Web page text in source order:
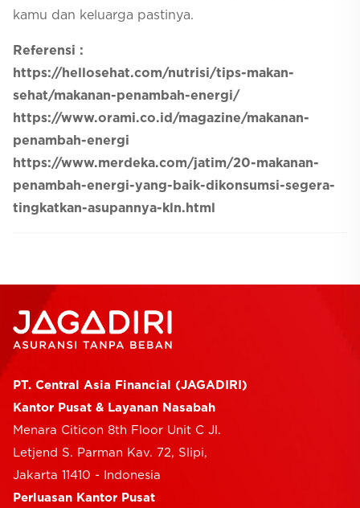
kamu dan keluarga pastinya.
Referensi :
https://hellosehat.com/nutrisi/tips-makan-
sehat/makanan-penambah-energi/
https://www.orami.co.id/magazine/makanan-
penambah-energi
https://www.merdeka.com/jatim/20-makanan-
penambah-energi-yang-baik-dikonsumsi-segera-
tingkatkan-asupannya-kln.html
PT. Central Asia Financial (JAGADIRI)
Kantor Pusat & Layanan Nasabah
Menara Citicon 8th Floor Unit C Jl.
Letjend S. Parman Kav. 72, Slipi,
Jakarta 11410 - Indonesia
Perluasan Kantor Pusat